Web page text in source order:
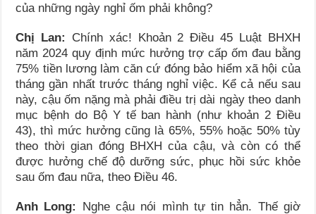
của những ngày nghỉ ốm phải không?
Chị Lan:
Chính xác! Khoản 2 Điều 45 Luật BHXH
năm 2024 quy định mức hưởng trợ cấp ốm đau bằng
75% tiền lương làm căn cứ đóng bảo hiểm xã hội của
tháng gần nhất trước tháng nghỉ việc. Kể cả nếu sau
này, cậu ốm nặng mà phải điều trị dài ngày theo danh
mục bệnh do Bộ Y tế ban hành (như khoản 2 Điều
43), thì mức hưởng cũng là 65%, 55% hoặc 50% tùy
theo thời gian đóng BHXH của cậu, và còn có thể
được hưởng chế độ dưỡng sức, phục hồi sức khỏe
sau ốm đau nữa, theo Điều 46.
Anh Long:
Nghe cậu nói mình tự tin hẳn. Thế giờ